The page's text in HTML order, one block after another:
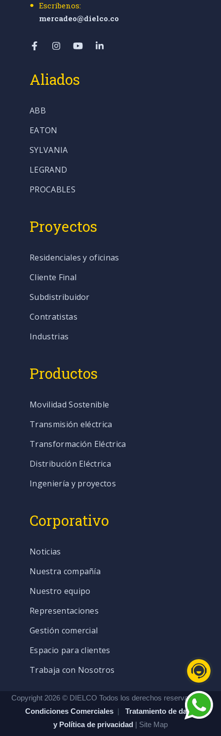
Escríbenos:
mercadeo@dielco.co
Aliados
ABB
EATON
SYLVANIA
LEGRAND
PROCABLES
Proyectos
Residenciales y oficinas
Cliente Final
Subdistribuidor
Contratistas
Industrias
Productos
Movilidad Sostenible
Transmisión eléctrica
Transformación Eléctrica
Distribución Eléctrica
Ingeniería y proyectos
Corporativo
Noticias
Nuestra compañía
Nuestro equipo
Representaciones
Gestión comercial
Espacio para clientes
Trabaja con Nosotros
Copyright 2026 © DIELCO Todos los derechos reservados. |
Condiciones Comerciales | Tratamiento de datos
y Política de privacidad | Site Map